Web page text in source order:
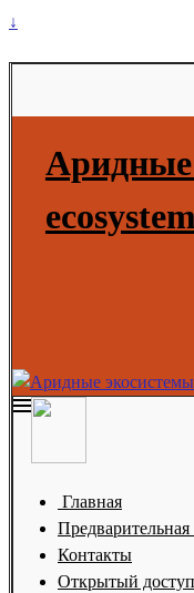
↓
Главная
Контакты
Открытый доступ